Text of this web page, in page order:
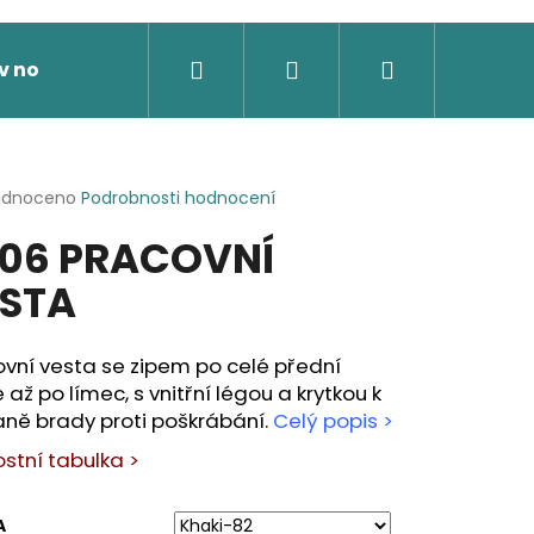
Výprodej Dárkové poukazy
Přihlášení
Podrobnosti hodnocení
PRACOVNÍ
vesta se zipem po celé přední
až po límec, s vnitřní légou a krytkou k
brady proti poškrábání. Celý popis >
tabulka >
BUNDA,